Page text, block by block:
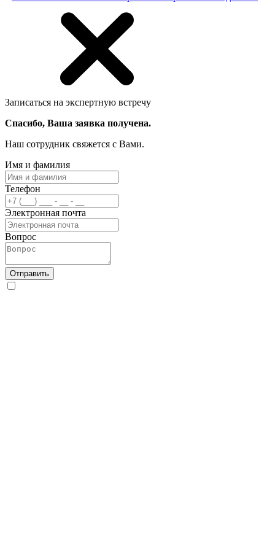
Записаться на экспертную встречу
Спасибо, Ваша заявка получена.
Наш сотрудник свяжется с Вами.
Имя и фамилия
Телефон
Электронная почта
Вопрос
Отправить